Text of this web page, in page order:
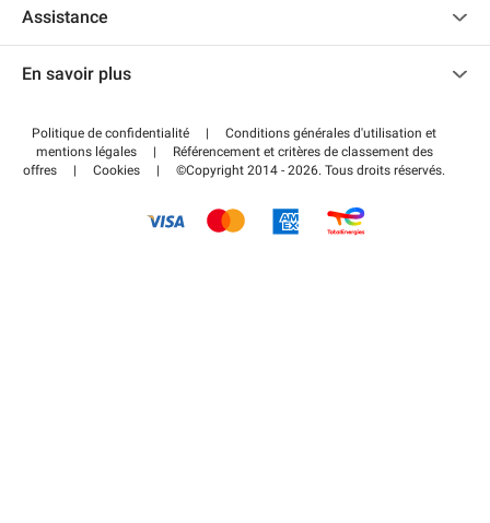
Accéder à mon espace partenaire
Assistance
Centre d'aide
Régler votre stationnement FLOW
En savoir plus
Wiki
Guide du stationnement
Politique de confidentialité |
Conditions générales d'utilisation et
mentions légales
|
Référencement et critères de classement des
offres
| Cookies | ©Copyright 2014 - 2026. Tous droits réservés.